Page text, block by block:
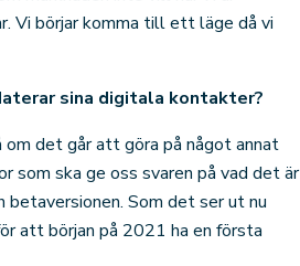
Vi börjar komma till ett läge då vi
sina digitala kontakter?
om det går att göra på något annat
som ska ge oss svaren på vad det är
Som det ser ut nu
att början på 2021 ha en första